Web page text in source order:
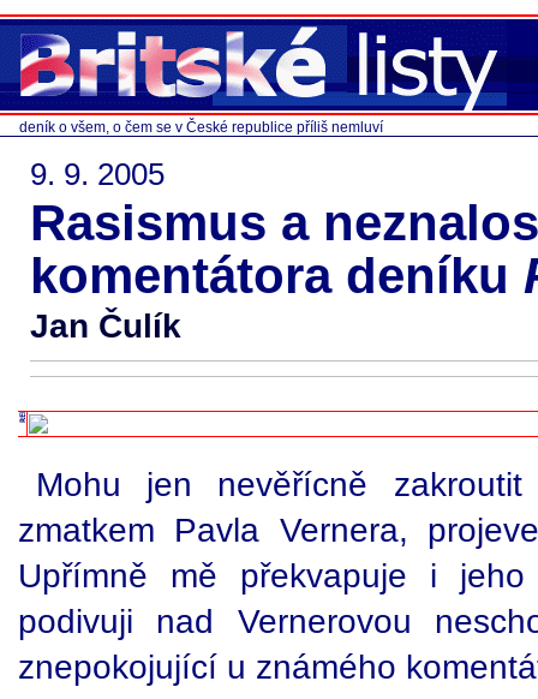
deník o všem, o čem se v České republice příliš nemluví
9. 9. 2005
Rasismus a
komentátora deníku
Jan Čulík
Mohu jen nevěřícně
zmatkem Pavla Vernera,
Upřímně mě překvapuje i
podivuji nad Vernerovou
znepokojující u známého